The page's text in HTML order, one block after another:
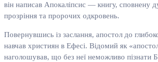
він написав Апокаліпсис — книгу, сповнену
прозріння та пророчих одкровень.
Повернувшись із заслання, апостол до
навчав християн в Ефесі. Відомий як
наголошував, що без неї неможливо пізнати